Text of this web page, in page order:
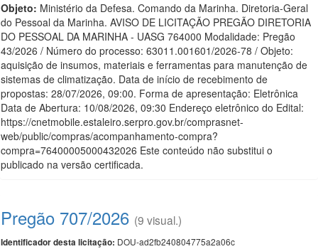
Objeto: Ministério da Defesa. Comando da Marinha. Diretoria-Geral
do Pessoal da Marinha. AVISO DE LICITAÇÃO PREGÃO DIRETORIA
DO PESSOAL DA MARINHA - UASG 764000 Modalidade: Pregão
43/2026 / Número do processo: 63011.001601/2026-78 / Objeto:
aquisição de insumos, materiais e ferramentas para manutenção de
sistemas de climatização. Data de início de recebimento de
propostas: 28/07/2026, 09:00. Forma de apresentação: Eletrônica
Data de Abertura: 10/08/2026, 09:30 Endereço eletrônico do Edital:
https://cnetmobile.estaleiro.serpro.gov.br/comprasnet-
web/public/compras/acompanhamento-compra?
compra=76400005000432026 Este conteúdo não substitui o
publicado na versão certificada.
Pregão 707/2026 (9 visual.)
Identificador desta licitação: DOU-ad2fb240804775a2a06c